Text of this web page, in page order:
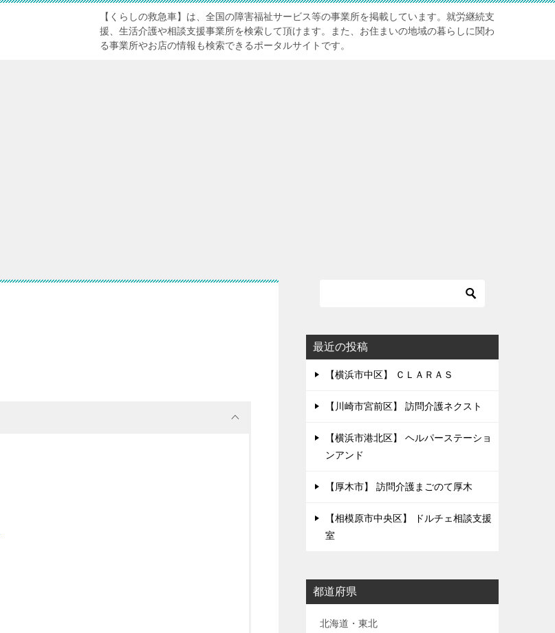
【くらしの救急車】は、全国の障害福祉サービス等の事業所を掲載しています。就労継続支
援、生活介護や相談支援事業所を検索して頂けます。また、お住まいの地域の暮らしに関わ
る事業所やお店の情報も検索できるポータルサイトです。
最近の投稿
【横浜市中区】 ＣＬＡＲＡＳ
【川崎市宮前区】 訪問介護ネクスト
【横浜市港北区】 ヘルパーステーショ
ンアンド
【厚木市】 訪問介護まごのて厚木
【相模原市中央区】 ドルチェ相談支援
室
都道府県
北海道・東北